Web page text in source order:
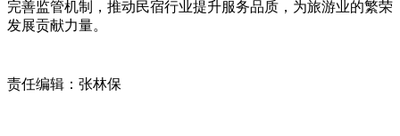
完善监管机制，推动民宿行业提升服务品质，为旅游业的繁荣
发展贡献力量。
责任编辑：张林保